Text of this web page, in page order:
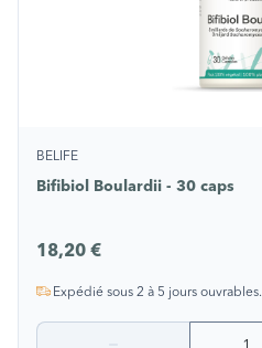
BELIFE
Bifibiol Boulardii - 30 caps
18,20 €
Expédié sous 2 à 5 jours ouvrables.